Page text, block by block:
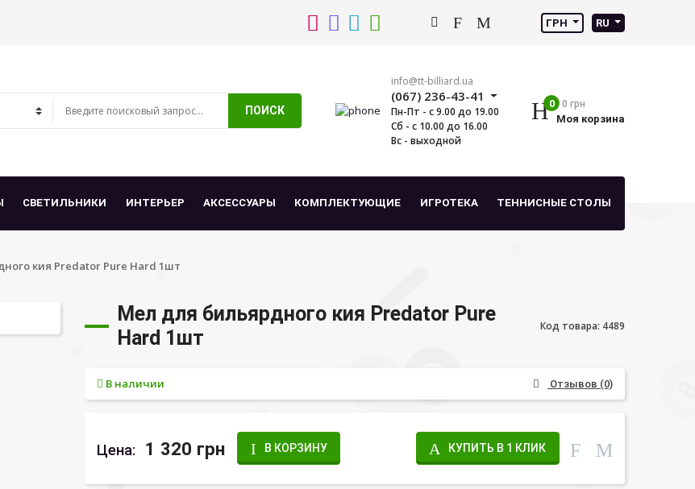
ГРН RU
ПОИСК
info@tt-billiard.ua
(067) 236-43-41
Пн-Пт - с 9.00 до 19.00
Сб - с 10.00 до 16.00
Вс - выходной
0 0 грн
Моя корзина
СВЕТИЛЬНИКИ ИНТЕРЬЕР АКСЕССУАРЫ КОМПЛЕКТУЮЩИЕ ИГРОТЕКА ТЕННИСНЫЕ СТОЛЫ
кия Predator Pure Hard 1шт
Мел для бильярдного кия Predator Pure
Hard 1шт
Код товара: 4489
В наличии Отзывов (0)
Цена: 1 320 грн В КОРЗИНУ КУПИТЬ В 1 КЛИК